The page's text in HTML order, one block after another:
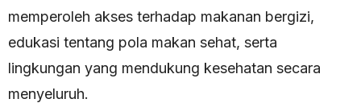
memperoleh akses terhadap makanan bergizi,
edukasi tentang pola makan sehat, serta
lingkungan yang mendukung kesehatan secara
menyeluruh.